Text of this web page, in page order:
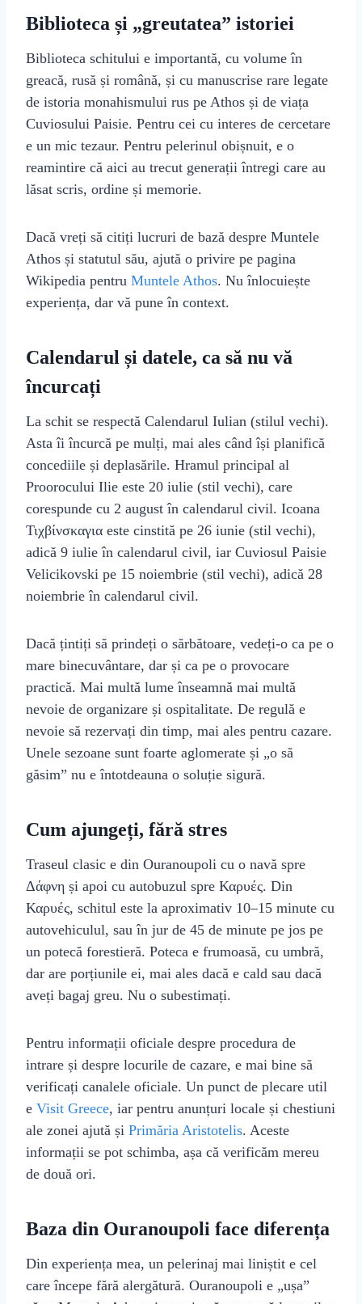
Biblioteca și „greutatea” istoriei
Biblioteca schitului e importantă, cu volume în
greacă, rusă și română, și cu manuscrise rare legate
de istoria monahismului rus pe Athos și de viața
Cuviosului Paisie. Pentru cei cu interes de cercetare
e un mic tezaur. Pentru pelerinul obișnuit, e o
reamintire că aici au trecut generații întregi care au
lăsat scris, ordine și memorie.
Dacă vreți să citiți lucruri de bază despre Muntele
Athos și statutul său, ajută o privire pe pagina
Wikipedia pentru Muntele Athos. Nu înlocuiește
experiența, dar vă pune în context.
Calendarul și datele, ca să nu vă
încurcați
La schit se respectă Calendarul Iulian (stilul vechi).
Asta îi încurcă pe mulți, mai ales când își planifică
concediile și deplasările. Hramul principal al
Proorocului Ilie este 20 iulie (stil vechi), care
corespunde cu 2 august în calendarul civil. Icoana
Τιχβίνσκαγια este cinstită pe 26 iunie (stil vechi),
adică 9 iulie în calendarul civil, iar Cuviosul Paisie
Velicikovski pe 15 noiembrie (stil vechi), adică 28
noiembrie în calendarul civil.
Dacă țintiți să prindeți o sărbătoare, vedeți-o ca pe o
mare binecuvântare, dar și ca pe o provocare
practică. Mai multă lume înseamnă mai multă
nevoie de organizare și ospitalitate. De regulă e
nevoie să rezervați din timp, mai ales pentru cazare.
Unele sezoane sunt foarte aglomerate și „o să
găsim” nu e întotdeauna o soluție sigură.
Cum ajungeți, fără stres
Traseul clasic e din Ouranoupoli cu o navă spre
Δάφνη și apoi cu autobuzul spre Καρυές. Din
Καρυές, schitul este la aproximativ 10–15 minute cu
autovehiculul, sau în jur de 45 de minute pe jos pe
un potecă forestieră. Poteca e frumoasă, cu umbră,
dar are porțiunile ei, mai ales dacă e cald sau dacă
aveți bagaj greu. Nu o subestimați.
Pentru informații oficiale despre procedura de
intrare și despre locurile de cazare, e mai bine să
verificați canalele oficiale. Un punct de plecare util
e Visit Greece, iar pentru anunțuri locale și chestiuni
ale zonei ajută și Primăria Aristotelis. Aceste
informații se pot schimba, așa că verificăm mereu
de două ori.
Baza din Ouranoupoli face diferența
Din experiența mea, un pelerinaj mai liniștit e cel
care începe fără alergătură. Ouranoupoli e „ușa”